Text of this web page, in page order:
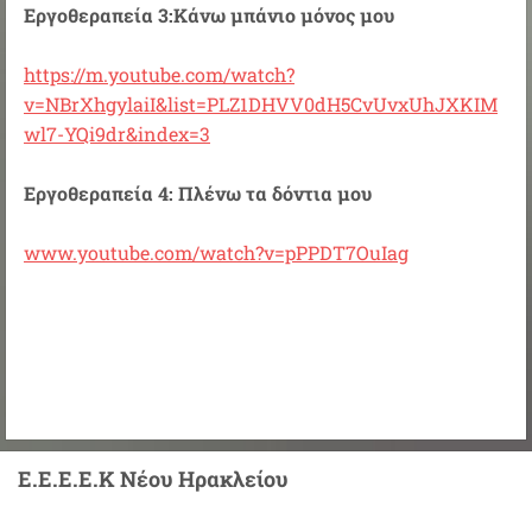
Εργοθεραπεία 3:Κάνω μπάνιο μόνος μου
https://m.youtube.com/watch?
v=NBrXhgylaiI&list=PLZ1DHVV0dH5CvUvxUhJXKIM
wl7-YQi9dr&index=3
Εργοθεραπεία 4: Πλένω τα δόντια μου
www.youtube.com/watch?v=pPPDT7OuIag
Ε.Ε.Ε.Ε.Κ Νέου Ηρακλείου